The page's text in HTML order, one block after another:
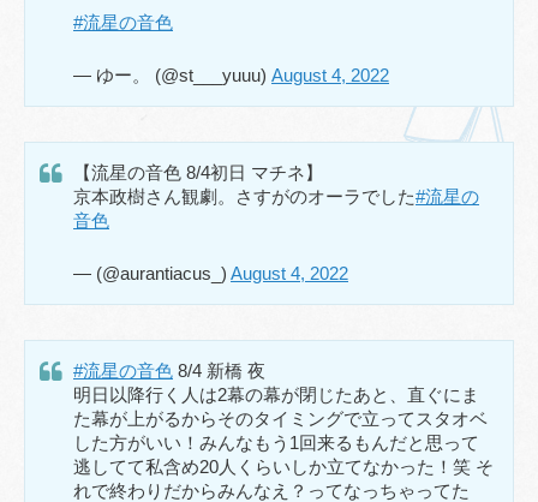
#流星の音色
— ゆー。 (@st___yuuu) August 4, 2022
【流星の音色 8/4初日 マチネ】
京本政樹さん観劇。さすがのオーラでした#流星の
音色
— (@aurantiacus_) August 4, 2022
#流星の音色 8/4 新橋 夜
明日以降行く人は2幕の幕が閉じたあと、直ぐにま
た幕が上がるからそのタイミングで立ってスタオベ
した方がいい！みんなもう1回来るもんだと思って
逃してて私含め20人くらいしか立てなかった！笑 そ
れで終わりだからみんなえ？ってなっちゃってた